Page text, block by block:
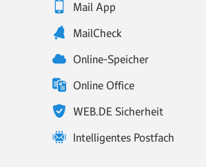
Mail App
MailCheck
Online-Speicher
Online Office
WEB.DE Sicherheit
Intelligentes Postfach